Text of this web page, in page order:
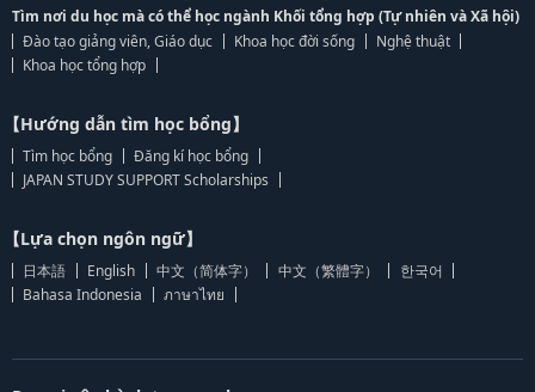
Tìm nơi du học mà có thể học ngành Khối tổng hợp (Tự nhiên và Xã hội)
Đào tạo giảng viên, Giáo dục
Khoa học đời sống
Nghệ thuật
Khoa học tổng hợp
【Hướng dẫn tìm học bổng】
Tìm học bổng
Đăng kí học bổng
JAPAN STUDY SUPPORT Scholarships
【Lựa chọn ngôn ngữ】
日本語 English 中文（简体字） 中文（繁體字）
한국어
Bahasa Indonesia
ภาษาไทย